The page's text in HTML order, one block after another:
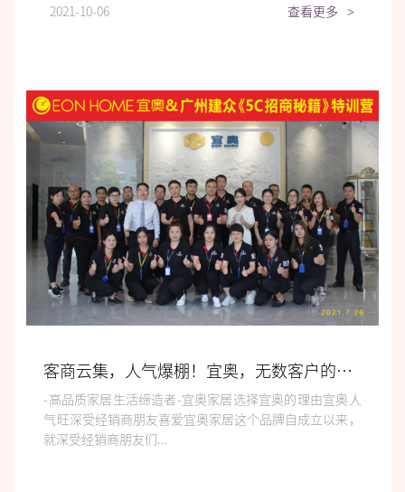
2021-10-06 查看更多 >
客商云集，人气爆棚！宜奥，无数客户的信赖之选！
-高品质家居生活缔造者-宜奥家居选择宜奥的理由宜奥人
气旺深受经销商朋友喜爱宜奥家居这个品牌自成立以来，
就深受经销商朋友们...